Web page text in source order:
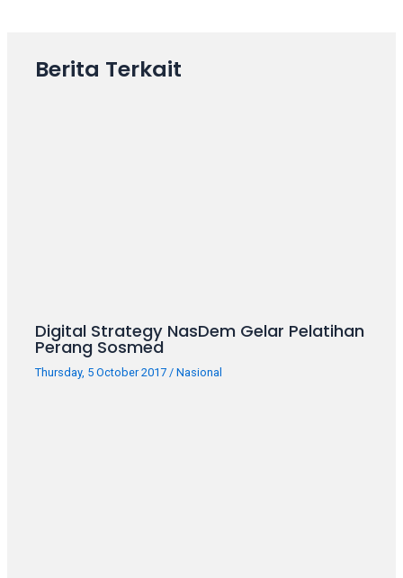
Berita Terkait
Digital Strategy NasDem Gelar Pelatihan
Perang Sosmed
Thursday, 5 October 2017/Nasional